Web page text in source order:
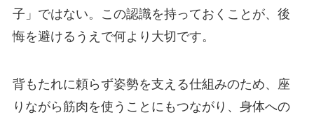
子」ではない。この認識を持っておくことが、後
悔を避けるうえで何より大切です。
背もたれに頼らず姿勢を支える仕組みのため、座
りながら筋肉を使うことにもつながり、身体への